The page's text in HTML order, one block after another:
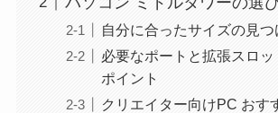
自分に合ったサイズの見つ
必要なポートと拡張スロッ
ポイント
クリエイター向けPC おす